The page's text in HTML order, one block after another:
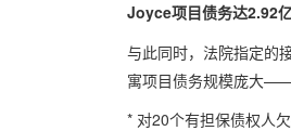
Joyce项目债务达2.92
与此同时，法院指定的
寓项目债务规模庞大
* 对20个有担保债权人